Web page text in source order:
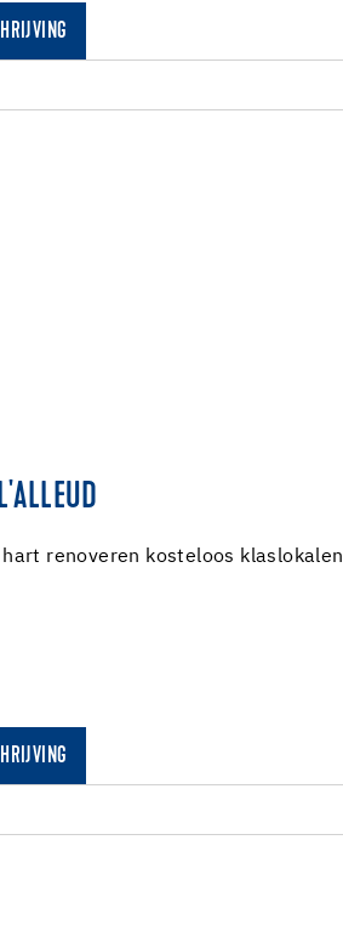
renoveren kosteloos klaslokalen